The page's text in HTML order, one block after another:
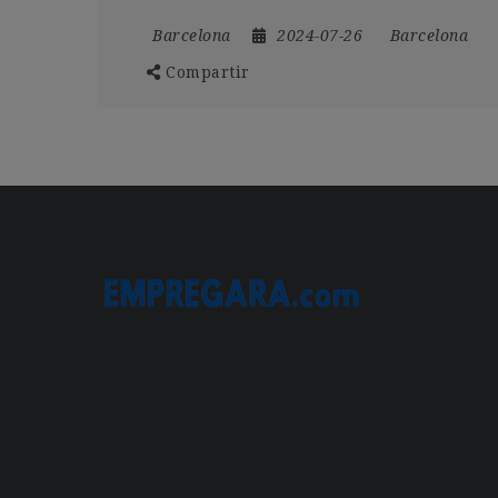
Barcelona 2024-07-26 Barcelona
Compartir